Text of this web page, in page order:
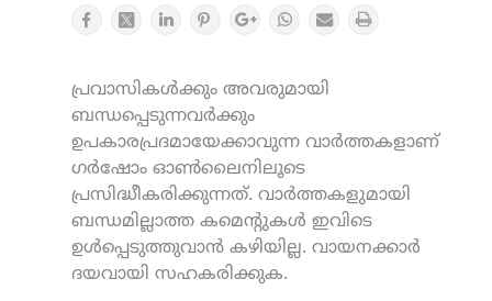
പ്രവാസികൾക്കും അവരുമായി
ബന്ധപ്പെടുന്നവർക്കും
ഉപകാരപ്രദമായേക്കാവുന്ന വാർത്തകളാണ്
ഗർഷോം ഓൺലൈനിലൂടെ
പ്രസിദ്ധീകരിക്കുന്നത്. വാർത്തകളുമായി
ബന്ധമില്ലാത്ത കമെന്റുകൾ ഇവിടെ
ഉൾപ്പെടുത്തുവാൻ കഴിയില്ല. വായനക്കാർ
ദയവായി സഹകരിക്കുക.